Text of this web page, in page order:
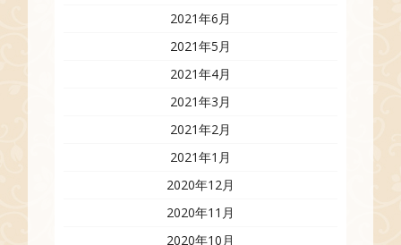
2021年6月
2021年5月
2021年4月
2021年3月
2021年2月
2021年1月
2020年12月
2020年11月
2020年10月